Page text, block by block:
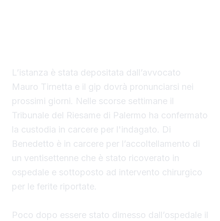
L’istanza è stata depositata dall’avvocato
Mauro Tirnetta e il gip dovrà pronunciarsi nei
prossimi giorni. Nelle scorse settimane il
Tribunale del Riesame di Palermo ha confermato
la custodia in carcere per l'indagato. Di
Benedetto è in carcere per l’accoltellamento di
un ventisettenne che è stato ricoverato in
ospedale e sottoposto ad intervento chirurgico
per le ferite riportate.
Poco dopo essere stato dimesso dall’ospedale il